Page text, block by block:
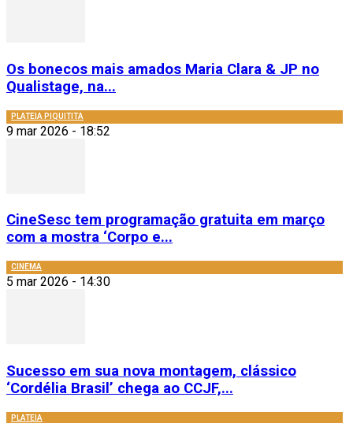
Os bonecos mais amados Maria Clara & JP no
Qualistage, na...
PLATEIA PIQUITITA
9 mar 2026 - 18:52
CineSesc tem programação gratuita em março
com a mostra ‘Corpo e...
CINEMA
5 mar 2026 - 14:30
Sucesso em sua nova montagem, clássico
‘Cordélia Brasil’ chega ao CCJF,...
PLATEIA